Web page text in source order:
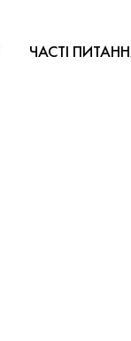
ЧАСТІ